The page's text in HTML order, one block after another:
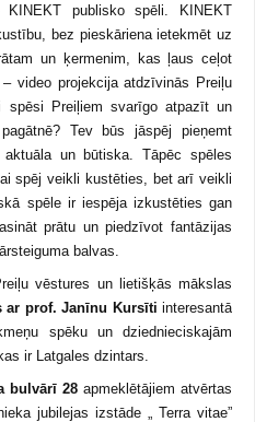
publisko spēli. KINEKT
bez pieskāriena ietekmēt uz
un ķermenim, kas ļaus ceļot
video projekcija atdzīvinās Preiļu
spēsi Preiļiem svarīgo atpazīt un
Tev būs jāspēj pieņemt
un būtiska. Tāpēc spēles
spēj veikli kustēties, bet arī veikli
spēle ir iespēja izkustēties gan
prātu un piedzīvot fantāzijas
balvas.
vēstures un lietišķās mākslas
ar prof. Janīnu Kursīti interesantā
spēku un dziednieciskajām
ir Latgales dzintars.
bulvārī 28 apmeklētājiem atvērtas
jubilejas izstāde „ Terra vitae”